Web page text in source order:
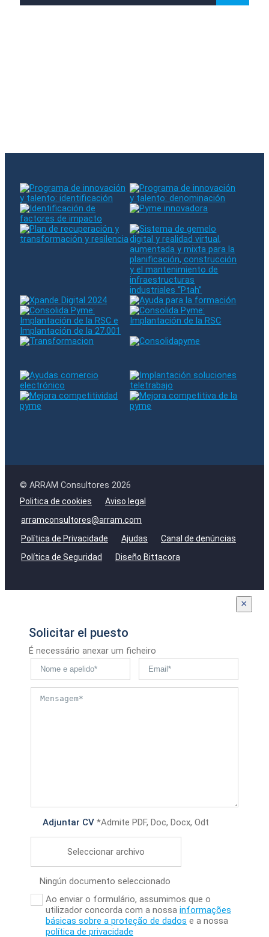
© ARRAM Consultores 2026
Politica de cookies
Aviso legal
arramconsultores@arram.com
Política de Privacidade
Ajudas
Canal de denúncias
Política de Seguridad
Diseño Bittacora
×
Solicitar el puesto
É necessário anexar um ficheiro
Adjuntar CV *Admite PDF, Doc, Docx, Odt
Seleccionar archivo
Ningún documento seleccionado
Ao enviar o formulário, assumimos que o
utilizador concorda com a nossa informações
básicas sobre a proteção de dados e a nossa
política de privacidade